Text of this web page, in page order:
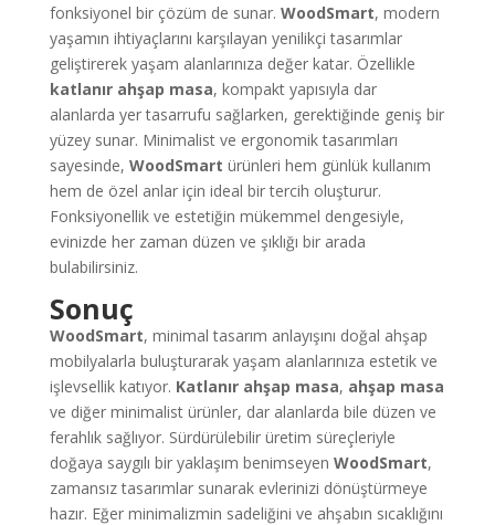
fonksiyonel bir çözüm de sunar. WoodSmart, modern
yaşamın ihtiyaçlarını karşılayan yenilikçi tasarımlar
geliştirerek yaşam alanlarınıza değer katar. Özellikle
katlanır ahşap masa, kompakt yapısıyla dar
alanlarda yer tasarrufu sağlarken, gerektiğinde geniş bir
yüzey sunar. Minimalist ve ergonomik tasarımları
sayesinde, WoodSmart ürünleri hem günlük kullanım
hem de özel anlar için ideal bir tercih oluşturur.
Fonksiyonellik ve estetiğin mükemmel dengesiyle,
evinizde her zaman düzen ve şıklığı bir arada
bulabilirsiniz.
Sonuç
WoodSmart, minimal tasarım anlayışını doğal ahşap
mobilyalarla buluşturarak yaşam alanlarınıza estetik ve
işlevsellik katıyor. Katlanır ahşap masa, ahşap masa
ve diğer minimalist ürünler, dar alanlarda bile düzen ve
ferahlık sağlıyor. Sürdürülebilir üretim süreçleriyle
doğaya saygılı bir yaklaşım benimseyen WoodSmart,
zamansız tasarımlar sunarak evlerinizi dönüştürmeye
hazır. Eğer minimalizmin sadeliğini ve ahşabın sıcaklığını